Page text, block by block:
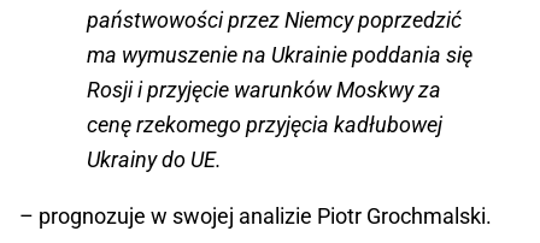
państwowości przez Niemcy poprzedzić
ma wymuszenie na Ukrainie poddania się
Rosji i przyjęcie warunków Moskwy za
cenę rzekomego przyjęcia kadłubowej
Ukrainy do UE.
– prognozuje w swojej analizie Piotr Grochmalski.